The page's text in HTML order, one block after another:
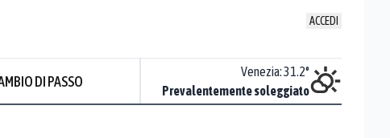
ACCEDI
DI PASSO
Nuvoloso
Venezia:31.2°
Prevalentemente soleggiato